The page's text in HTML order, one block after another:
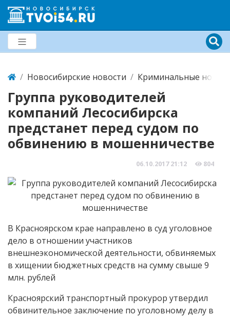
Новосибирские новости Криминальные
Группа руководителей
компаний Лесосибирска
предстанет перед судом по
обвинению в мошенничестве
06.10.2017 21:12 804
В Красноярском крае направлено в суд уголовное
дело в отношении участников
внешнеэкономической деятельности, обвиняемых
в хищении бюджетных средств на сумму свыше 9
млн. рублей
Красноярский транспортный прокурор утвердил
обвинительное заключение по уголовному делу в